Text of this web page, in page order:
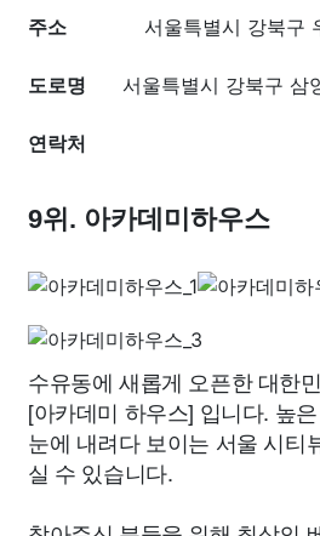
주소
서울특별시 강북구
도로명 서울특별시 강북구 삼
연락처
9위. 아카데미하우스
수유동에 새롭게 오픈한 대한
[아카데미 하우스] 입니다. 높
눈에 내려다 보이는 서울 시티
실 수 있습니다.